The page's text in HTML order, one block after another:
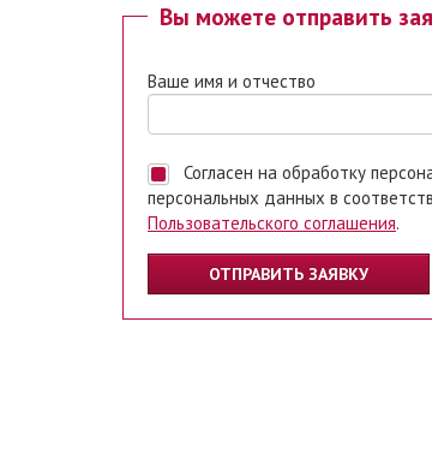
Вы можете отправить
Ваше имя и отчество
Согласен на обработку персональных данных. Ставя отметку, я
персональных данных в
Пользовательского соглашения.